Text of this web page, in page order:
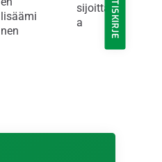
lisäämi
nen
sijoittaji
a
UUTISKIRJE